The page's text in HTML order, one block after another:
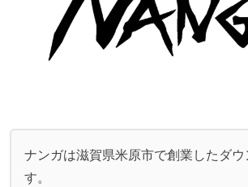
ナンガは滋賀県米原市で創業したダ
す。